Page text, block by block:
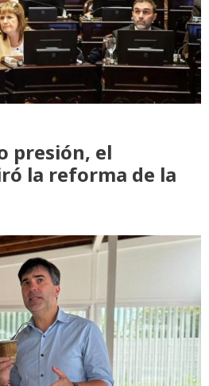
presión, el
la reforma de la